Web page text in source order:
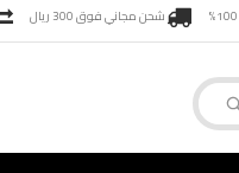
شحن مجاني فوق 300 ريال